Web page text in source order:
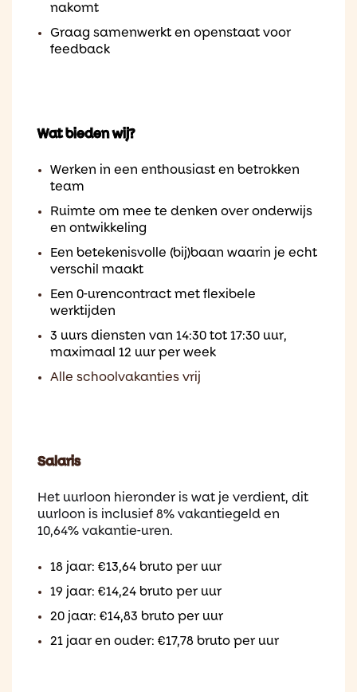
nakomt
Graag samenwerkt en openstaat voor
feedback
Wat bieden wij?
Werken in een enthousiast en betrokken
team
Ruimte om mee te denken over onderwijs
en ontwikkeling
Een betekenisvolle (bij)baan waarin je echt
verschil maakt
Een 0-urencontract met flexibele
werktijden
3 uurs diensten van 14:30 tot 17:30 uur,
maximaal 12 uur per week
Alle schoolvakanties vrij
Salaris
Het uurloon hieronder is wat je verdient, dit
uurloon is inclusief 8% vakantiegeld en
10,64% vakantie-uren.
18 jaar: €13,64 bruto per uur
19 jaar: €14,24 bruto per uur
20 jaar: €14,83 bruto per uur
21 jaar en ouder: €17,78 bruto per uur